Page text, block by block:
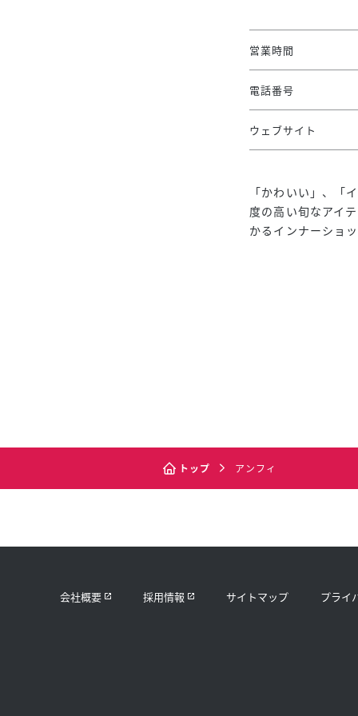
営業時間
電話番号
ウェブサイト
「かわいい」、「
度の高い旬なアイ
かるインナーショ
トップ アンフィ
会社概要 採用情報 サイトマップ プライ